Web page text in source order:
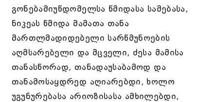
გონებამიუწდომელსა წმიდასა სამებასა,
ნიკეას წმიდა მამათა თანა
მართლმადიდებელი სარწმუნოების
აღმსარებელი და მცველი, ძესა მამისა
თანასწორად, თანადაუსაბამოდ და
თანამოსაყდრედ აღიარებდი, ხოლო
უგუნურებასა არიოზისასა ამხილებდი,